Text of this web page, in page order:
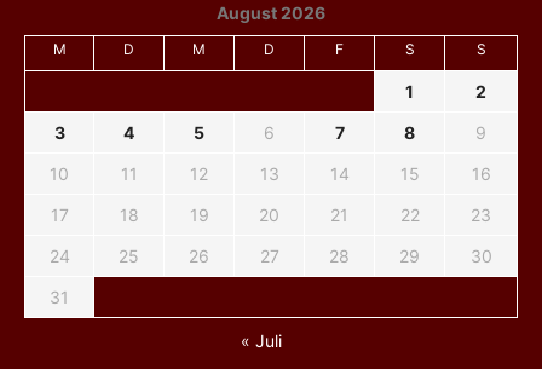
August 2026
M D M D F S S
1
2
3
4 5 6 7 8
9
10
11 12 13 14 15
16
17
18 19 20 21 22
23
24
25 26 27 28 29
30
31
« Juli